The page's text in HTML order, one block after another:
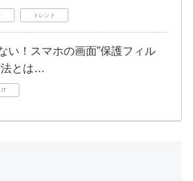
トレンド
い！スマホの画面”保護フィル
法とは…
IT